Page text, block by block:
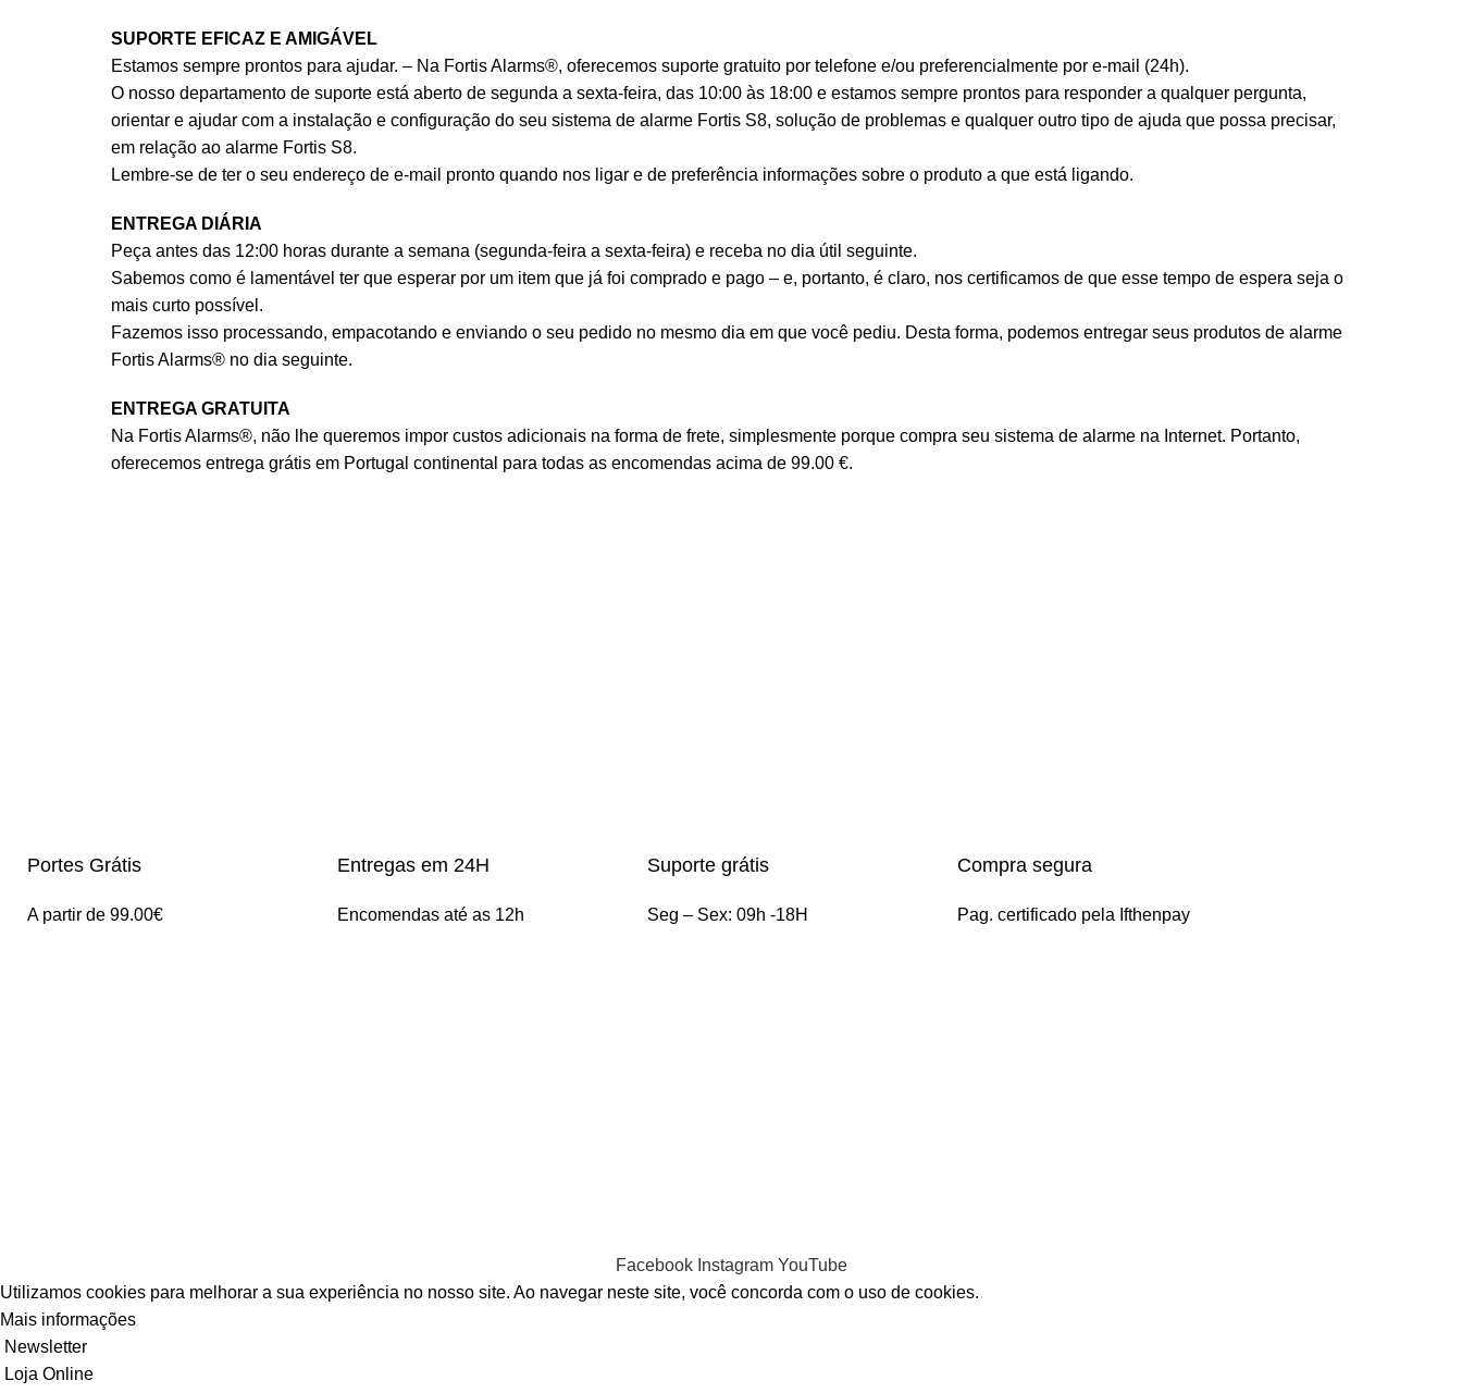
SUPORTE EFICAZ E AMIGÁVEL
Estamos sempre prontos para ajudar. – Na Fortis Alarms®, oferecemos suporte gratuito por telefone e/ou preferencialmente por e-mail (24h).
O nosso departamento de suporte está aberto de segunda a sexta-feira, das 10:00 às 18:00 e estamos sempre prontos para responder a qualquer pergunta,
orientar e ajudar com a instalação e configuração do seu sistema de alarme Fortis S8, solução de problemas e qualquer outro tipo de ajuda que possa precisar,
em relação ao alarme Fortis S8.
Lembre-se de ter o seu endereço de e-mail pronto quando nos ligar e de preferência informações sobre o produto a que está ligando.
ENTREGA DIÁRIA
Peça antes das 12:00 horas durante a semana (segunda-feira a sexta-feira) e receba no dia útil seguinte.
Sabemos como é lamentável ter que esperar por um item que já foi comprado e pago – e, portanto, é claro, nos certificamos de que esse tempo de espera seja o
mais curto possível.
Fazemos isso processando, empacotando e enviando o seu pedido no mesmo dia em que você pediu. Desta forma, podemos entregar seus produtos de alarme
Fortis Alarms® no dia seguinte.
ENTREGA GRATUITA
Na Fortis Alarms®, não lhe queremos impor custos adicionais na forma de frete, simplesmente porque compra seu sistema de alarme na Internet. Portanto,
oferecemos entrega grátis em Portugal continental para todas as encomendas acima de 99.00 €.
Portes Grátis
A partir de 99.00€
Entregas em 24H
Encomendas até as 12h
Suporte grátis
Seg – Sex: 09h -18H
Compra segura
Pag. certificado pela Ifthenpay
Facebook Instagram YouTube
Utilizamos cookies para melhorar a sua experiência no nosso site. Ao navegar neste site, você concorda com o uso de cookies.
Mais informações
Newsletter
Loja Online